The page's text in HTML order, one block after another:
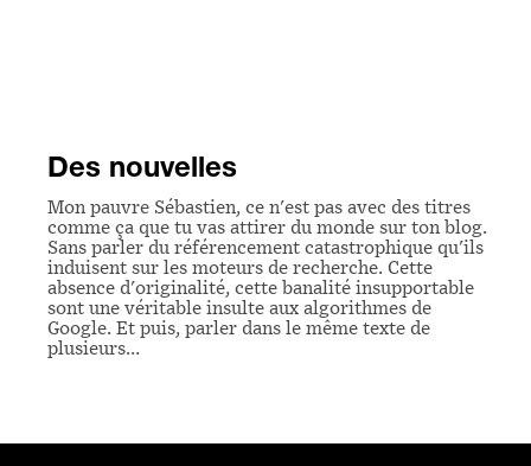
Des nouvelles
Mon pauvre Sébastien, ce n'est pas avec des titres
comme ça que tu vas attirer du monde sur ton blog.
Sans parler du référencement catastrophique qu'ils
induisent sur les moteurs de recherche. Cette
absence d'originalité, cette banalité insupportable
sont une véritable insulte aux algorithmes de
Google. Et puis, parler dans le même texte de
plusieurs…